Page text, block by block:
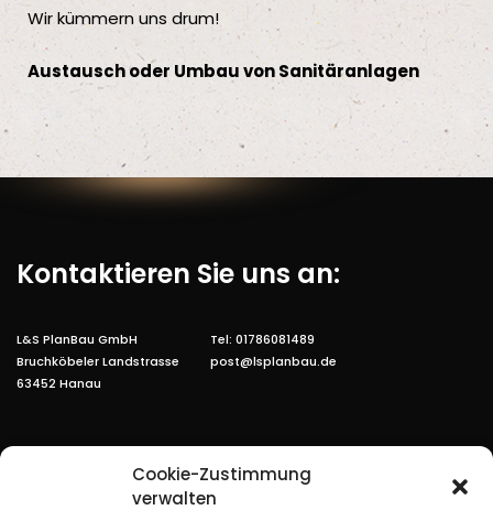
Cookie-Zustimmung
verwalten
Wir kümmern uns drum!
Austausch oder Umbau von Sanitäranlagen
Kontaktieren Sie uns an:
L&S PlanBau GmbH
Bruchköbeler Landstrasse
63452 Hanau
Tel: 01786081489
post@lsplanbau.de